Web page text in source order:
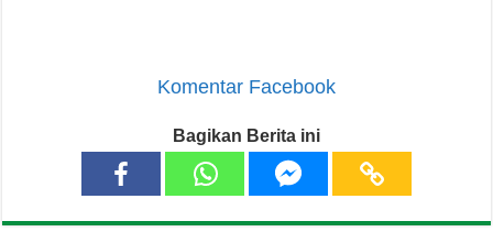
Komentar Facebook
Bagikan Berita ini